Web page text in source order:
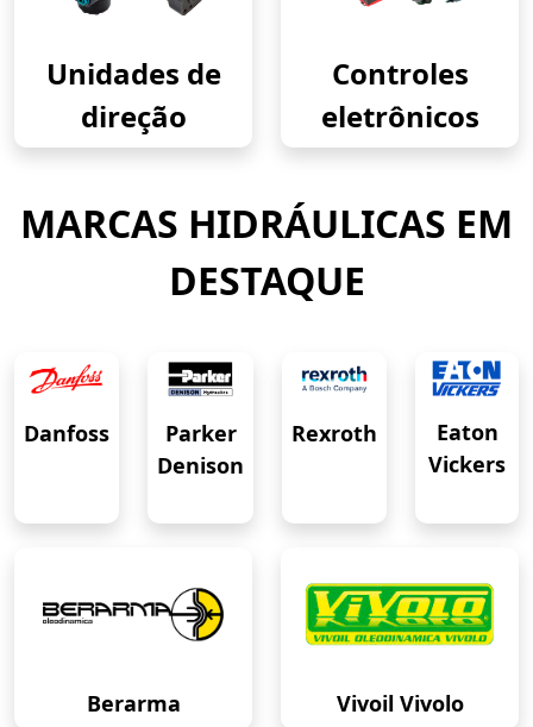
Unidades de
direção
Controles
eletrônicos
MARCAS HIDRÁULICAS EM
DESTAQUE
Danfoss
Parker
Denison
Rexroth
Eaton
Vickers
Berarma Vivoil Vivolo